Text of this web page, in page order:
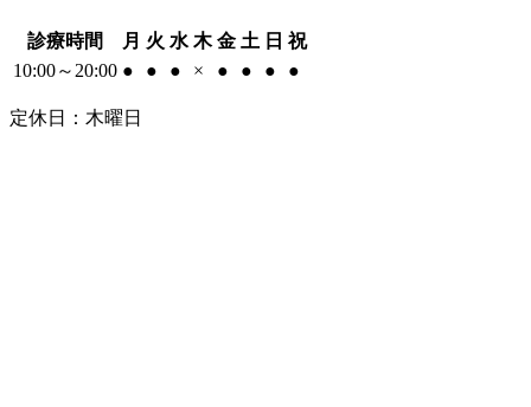
診療時間 月 火 水 木 金 土 日 祝
10:00～20:00 ● ● ● × ● ● ● ●
定休日：木曜日